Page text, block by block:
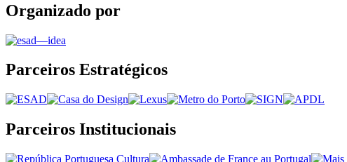
Organizado por
Parceiros Estratégicos
Parceiros Institucionais